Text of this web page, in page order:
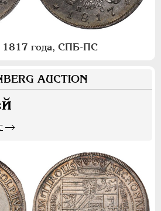
1817 года, СПБ-ПС
AUCTION